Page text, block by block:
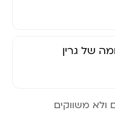
של גרין
ולא משווקים